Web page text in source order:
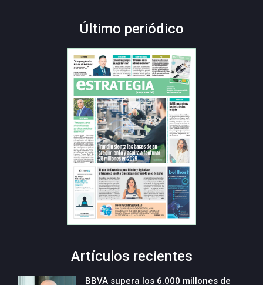
Último periódico
Artículos recientes
BBVA supera los 6.000 millones de